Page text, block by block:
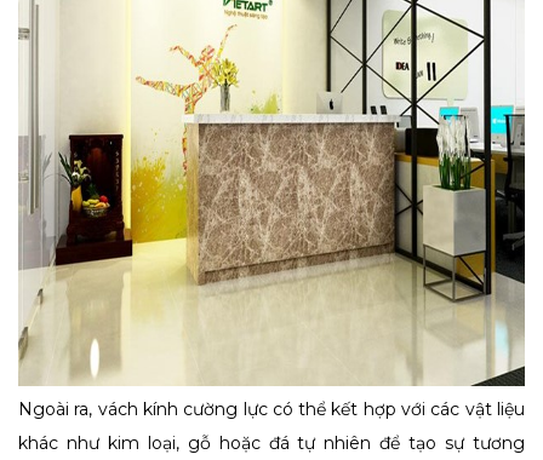
Ngoài ra, vách kính cường lực có thể kết hợp với các vật liệu
khác như kim loại, gỗ hoặc đá tự nhiên để tạo sự tương